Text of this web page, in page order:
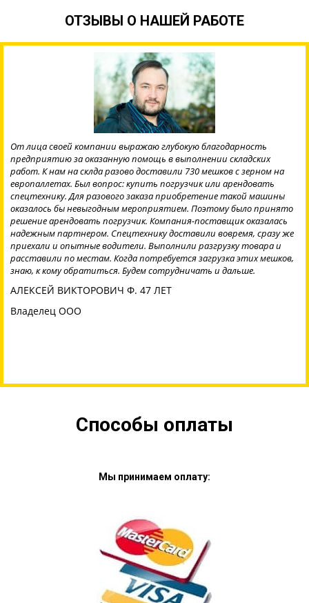
ОТЗЫВЫ О НАШЕЙ РАБОТЕ
От лица своей компании выражаю глубокую благодарность
предприятию за оказанную помощь в выполнении складских
работ. К нам на склда разово доставили 730 мешков с зерном на
европаллетах. Был вопрос: купить погрузчик или арендовать
спецтехнику. Для разового заказа приобретение такой машины
оказалось бы невыгодным мероприятием. Поэтому было принято
решение арендовать погрузчик. Компания-поставщик оказалась
надежным партнером. Спецтехнику доставили вовремя, сразу же
приехали и опытные водители. Выполнили разгрузку товара и
расставили по местам. Когда потребуется загрузка этих мешков,
знаю, к кому обратиться. Будем сотрудничать и дальше.
АЛЕКСЕЙ ВИКТОРОВИЧ Ф. 47 ЛЕТ
Владелец ООО
Способы оплаты
Мы принимаем оплату: